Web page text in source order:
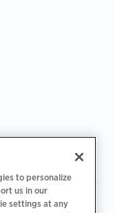
de privacidad
to personalize
us in our
settings at any